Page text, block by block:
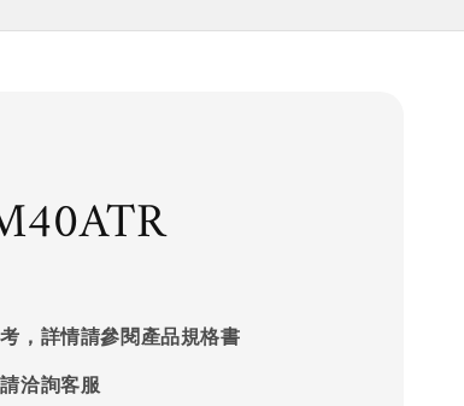
，詳情請參閱產品規格書
洽詢客服